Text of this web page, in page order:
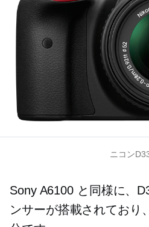
ニコン
Sony A6100 と同様に、
ンサーが搭載されており